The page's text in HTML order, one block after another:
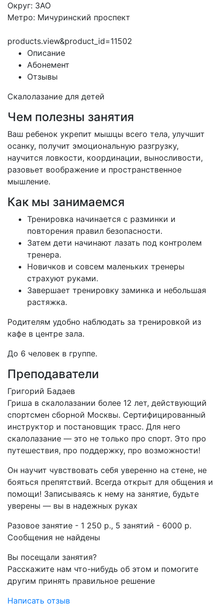
Округ: ЗАО
Метро: Мичуринский проспект
products.view&product_id=11502
Описание
Абонемент
Отзывы
Скалолазание для детей
Чем полезны занятия
Ваш ребенок укрепит мышцы всего тела, улучшит
осанку, получит эмоциональную разгрузку,
научится ловкости, координации, выносливости,
разовьет воображение и пространственное
мышление.
Как мы занимаемся
Тренировка начинается с разминки и
повторения правил безопасности.
Затем дети начинают лазать под контролем
тренера.
Новичков и совсем маленьких тренеры
страхуют руками.
Завершает тренировку заминка и небольшая
растяжка.
Родителям удобно наблюдать за тренировкой из
кафе в центре зала.
До 6 человек в группе.
Преподаватели
Григорий Бадаев
Гриша в скалолазании более 12 лет, действующий
спортсмен сборной Москвы. Сертифицированный
инструктор и постановщик трасс. Для него
скалолазание — это не только про спорт. Это про
путешествия, про поддержку, про возможности!
Он научит чувствовать себя уверенно на стене, не
бояться препятствий. Всегда открыт для общения и
помощи! Записываясь к нему на занятие, будьте
уверены — вы в надежных руках
Разовое занятие - 1 250 р., 5 занятий - 6000 р.
Сообщения не найдены
Вы посещали занятия?
Расскажите нам что-нибудь об этом и помогите
другим принять правильное решение
Написать отзыв